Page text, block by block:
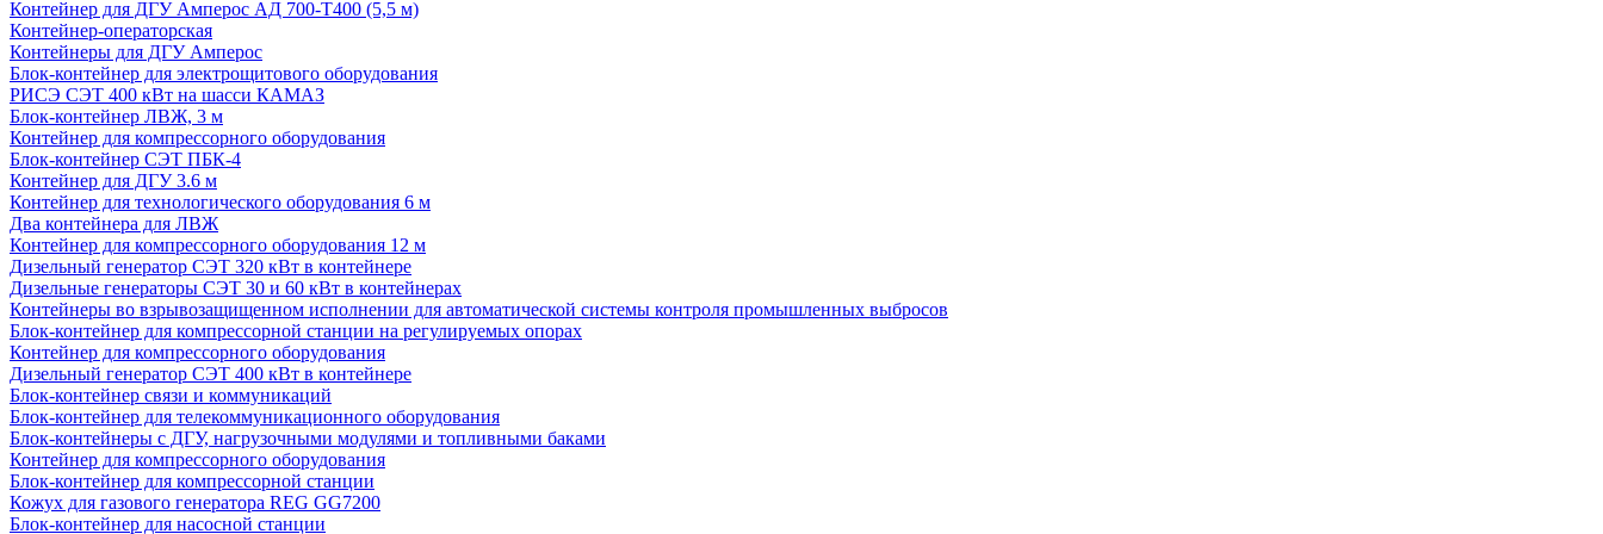
Контейнер для ДГУ Амперос АД 700-Т400 (5,5 м)
Контейнер-операторская
Контейнеры для ДГУ Амперос
Блок-контейнер для электрощитового оборудования
РИСЭ СЭТ 400 кВт на шасси КАМАЗ
Блок-контейнер ЛВЖ, 3 м
Контейнер для компрессорного оборудования
Блок-контейнер СЭТ ПБК-4
Контейнер для ДГУ 3.6 м
Контейнер для технологического оборудования 6 м
Два контейнера для ЛВЖ
Контейнер для компрессорного оборудования 12 м
Дизельный генератор СЭТ 320 кВт в контейнере
Дизельные генераторы СЭТ 30 и 60 кВт в контейнерах
Контейнеры во взрывозащищенном исполнении для автоматической системы контроля промышленных выбросов
Блок-контейнер для компрессорной станции на регулируемых опорах
Контейнер для компрессорного оборудования
Дизельный генератор СЭТ 400 кВт в контейнере
Блок-контейнер связи и коммуникаций
Блок-контейнер для телекоммуникационного оборудования
Блок-контейнеры с ДГУ, нагрузочными модулями и топливными баками
Контейнер для компрессорного оборудования
Блок-контейнер для компрессорной станции
Кожух для газового генератора REG GG7200
Блок-контейнер для насосной станции